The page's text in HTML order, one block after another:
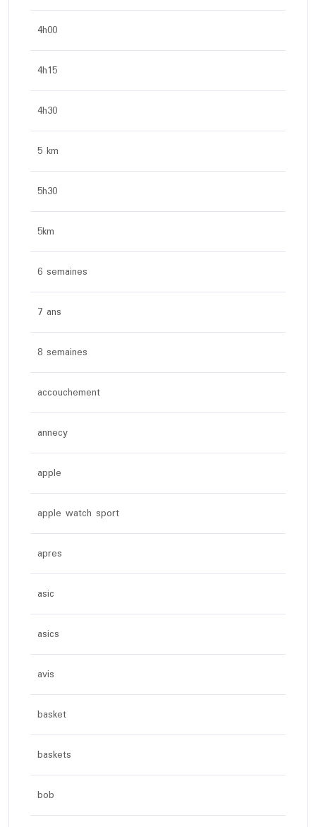
4h00
4h15
4h30
5 km
5h30
5km
6 semaines
7 ans
8 semaines
accouchement
annecy
apple
apple watch sport
apres
asic
asics
avis
basket
baskets
bob